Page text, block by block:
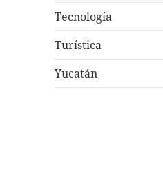
Tecnología
Turística
Yucatán